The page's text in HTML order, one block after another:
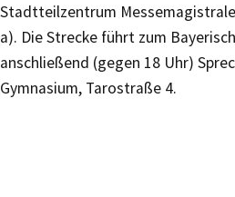
Stadtteilzentrum
a). Die Strecke führt zum
anschließend (gegen 18 Uhr)
Gymnasium, Tarostraße 4.